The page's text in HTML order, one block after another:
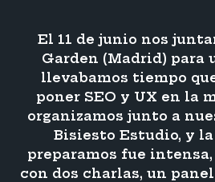
El 11 de junio nos
Garden (Madrid) para
llevabamos tiempo
poner SEO y UX en la
organizamos junto a
Bisiesto Estudio, y
preparamos fue intensa,
con dos charlas, un